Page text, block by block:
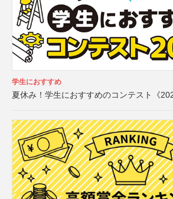
学生におすすめ
夏休み！学生におすすめのコンテスト《